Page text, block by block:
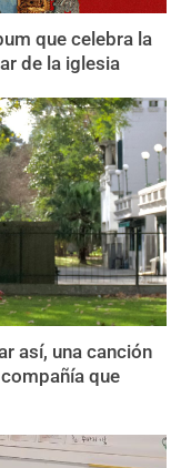
que celebra la
de la iglesia
así, una canción
que